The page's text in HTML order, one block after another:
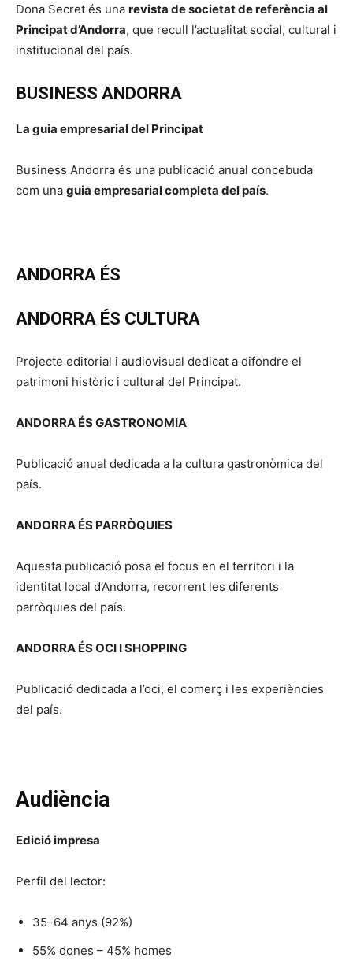
Dona Secret és una revista de societat de referència al
Principat d’Andorra, que recull l’actualitat social, cultural i
institucional del país.
BUSINESS ANDORRA
La guia empresarial del Principat
Business Andorra és una publicació anual concebuda
com una guia empresarial completa del país.
ANDORRA ÉS
ANDORRA ÉS CULTURA
Projecte editorial i audiovisual dedicat a difondre el
patrimoni històric i cultural del Principat.
ANDORRA ÉS GASTRONOMIA
Publicació anual dedicada a la cultura gastronòmica del
país.
ANDORRA ÉS PARRÒQUIES
Aquesta publicació posa el focus en el territori i la
identitat local d’Andorra, recorrent les diferents
parròquies del país.
ANDORRA ÉS OCI I SHOPPING
Publicació dedicada a l’oci, el comerç i les experiències
del país.
Audiència
Edició impresa
Perfil del lector:
35–64 anys (92%)
55% dones – 45% homes